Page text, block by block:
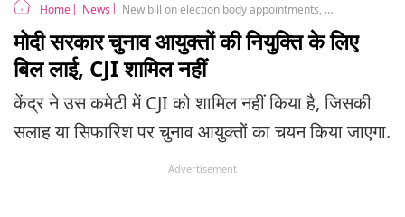
Home News New bill on election body appointments, no Chief Justice in selection panel
मोदी सरकार चुनाव आयुक्तों की नियुक्ति के लिए
बिल लाई, CJI शामिल नहीं
केंद्र ने उस कमेटी में CJI को शामिल नहीं किया है, जिसकी
सलाह या सिफारिश पर चुनाव आयुक्तों का चयन किया जाएगा.
Advertisement